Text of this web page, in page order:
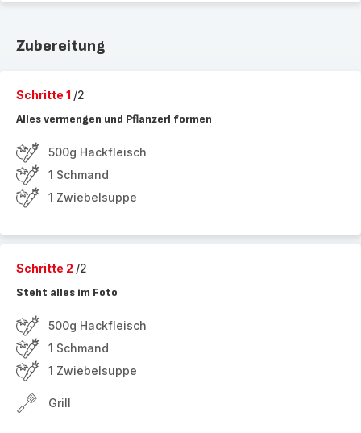
Zubereitung
Schritte 1 /2
Alles vermengen und Pflanzerl formen
500g Hackfleisch
1 Schmand
1 Zwiebelsuppe
Schritte 2 /2
Steht alles im Foto
500g Hackfleisch
1 Schmand
1 Zwiebelsuppe
Grill